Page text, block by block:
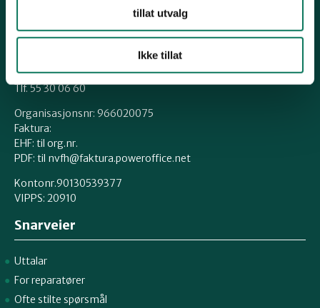
tillat utvalg
Ikke tillat
Kontakt fylkeslaget
hordaland@naturvernforbundet.no
Tlf. 55 30 06 60
Organisasjonsnr: 966020075
Faktura:
EHF: til org.nr.
PDF: til nvfh@faktura.poweroffice.net
Kontonr.90130539377
VIPPS: 20910
Snarveier
Uttalar
For reparatører
Ofte stilte spørsmål